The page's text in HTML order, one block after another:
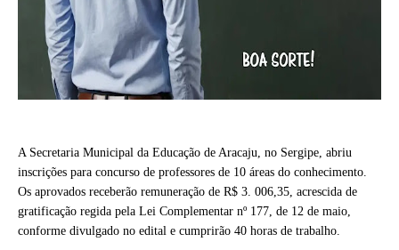
A Secretaria Municipal da Educação de Aracaju, no Sergipe, abriu
inscrições para concurso de professores de 10 áreas do conhecimento.
Os aprovados receberão remuneração de R$ 3. 006,35, acrescida de
gratificação regida pela Lei Complementar nº 177, de 12 de maio,
conforme divulgado no edital e cumprirão 40 horas de trabalho.